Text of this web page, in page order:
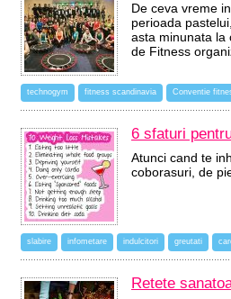
De ceva vreme
perioada
asta minunata la
de Fitness
technogym fitness scandinavia Conventie
6 sfaturi
Atunci cand te
coborasuri, de
slabire infometare indulcitori greutati
Retete